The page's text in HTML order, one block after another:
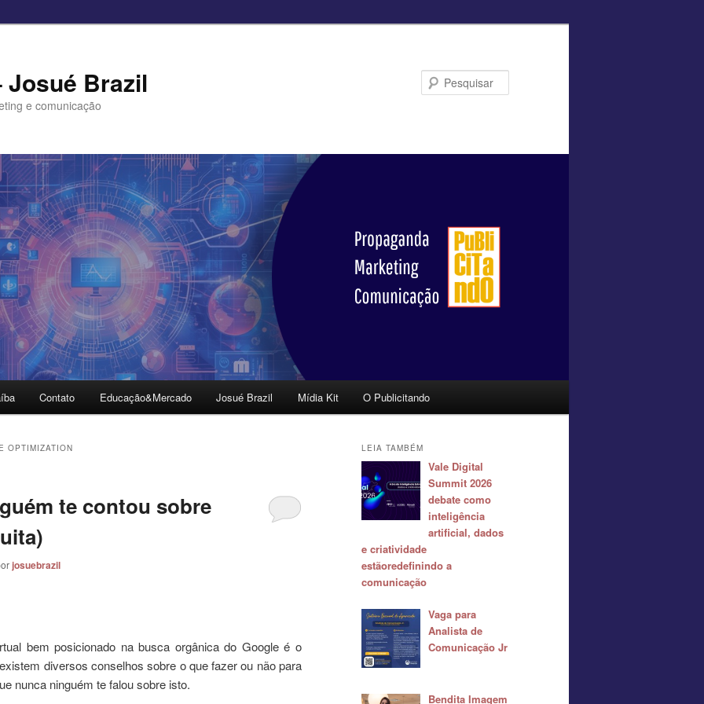
Josué Brazil
e comunicação
Contato Educação&Mercado Josué Brazil Mídia Kit O Publicitando
OPTIMIZATION
te contou sobre
josuebrazil
bem posicionado na busca orgânica do Google é o
diversos conselhos sobre o que fazer ou não para
nunca ninguém te falou sobre isto.
LEIA TAMBÉM
Vale Digital
Summit 2026
debate como
inteligência
artificial, dados
e criatividade
estãoredefinindo a
comunicação
Vaga para
Analista de
Comunicação Jr
Bendita Imagem